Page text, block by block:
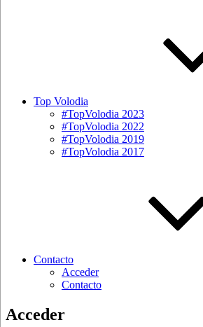
Top Volodia
#TopVolodia 2023
#TopVolodia 2022
#TopVolodia 2019
#TopVolodia 2017
Contacto
Acceder
Contacto
Acceder